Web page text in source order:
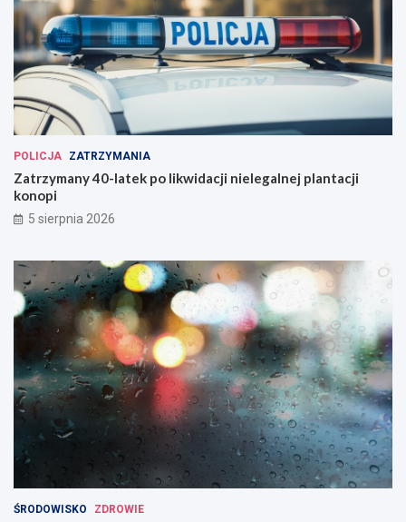
POLICJA ZATRZYMANIA
Zatrzymany 40-latek po likwidacji nielegalnej plantacji
konopi
5 sierpnia 2026
ŚRODOWISKO ZDROWIE